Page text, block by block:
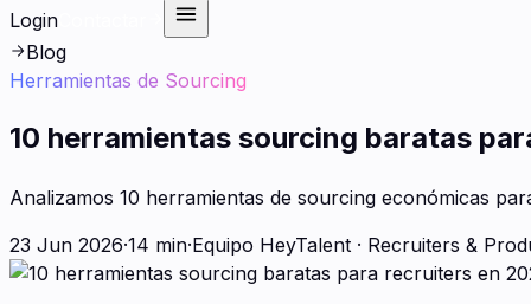
Login
Blog
Herramientas de Sourcing
10 herramientas sourcing baratas
Analizamos 10 herramientas de sourcing económicas
23 Jun 2026·14 min·Equipo HeyTalent · Recruiters &